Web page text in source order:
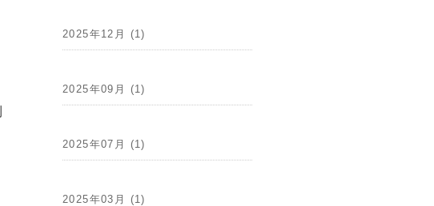
2025年12月 (1)
2025年09月 (1)
2025年07月 (1)
2025年03月 (1)